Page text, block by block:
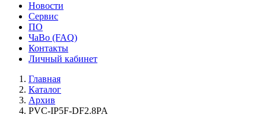
Новости
Сервис
ПО
ЧаВо (FAQ)
Контакты
Личный кабинет
Главная
Каталог
Архив
PVC-IP5F-DF2.8PA